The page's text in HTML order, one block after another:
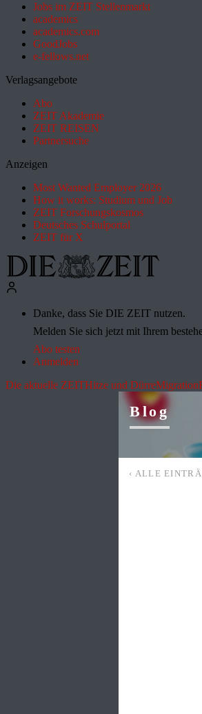
Jobs im ZEIT Stellenmarkt
academics
academics.com
GoodJobs
e-fellows.net
Verlagsangebote
Abo
ZEIT Akademie
ZEIT REISEN
Partnersuche
Anzeigen
Most Wanted Employer 2026
How it works: Studium und Job
ZEIT Forschungskosmos
Deutsches Schulportal
ZEIT für X
Danke, dass Sie DIE ZEIT nutzen.
Melden Sie sich jetzt mit Ihrem
Abo testen
Anmelden
Die aktuelle ZEITHitze und DürreMigration
Blog
‹ ALLE